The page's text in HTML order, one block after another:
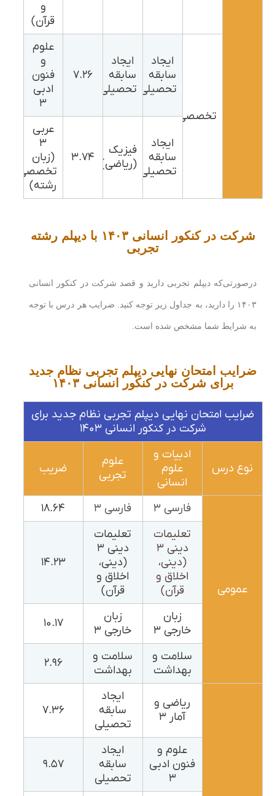
و
قرآن)
تخصصی
ایجاد
سابقه
تحصیلی
ایجاد
سابقه
تحصیلی
۷.۲۶
علوم
و
فنون
ادبی
۳
ایجاد
سابقه
تحصیلی
فیزیک
(ریاضی)
۳.۷۴
عربی
۳
(زبان
تخصصی
رشته)
شرکت در کنکور انسانی ۱۴۰۳ با دیپلم رشته
تجربی
درصورتی‌که دیپلم تجربی دارید و قصد شرکت در کنکور انسانی
۱۴۰۳ را دارید، به جداول زیر توجه کنید. ضرایب هر درس با توجه
به شرایط شما مشخص شده است.
ضرایب امتحان نهایی دیپلم تجربی نظام جدید
برای شرکت در کنکور انسانی ۱۴۰۳
ضرایب امتحان نهایی دیپلم تجربی نظام جدید برای
شرکت در کنکور انسانی ۱۴۰۳
نوع درس
ادبیات و
علوم
انسانی
علوم
تجربی
ضریب
عمومی
فارسی ۳ فارسی ۳
۱۸.۶۴
تعلیمات
دینی ۳
(دینی،
اخلاق و
قرآن)
تعلیمات
دینی ۳
(دینی،
اخلاق و
قرآن)
۱۴.۲۳
زبان
خارجی ۳
زبان
خارجی ۳
۱۰.۱۷
سلامت و
بهداشت
سلامت و
بهداشت
۲.۹۶
ریاضی و
آمار ۳
ایجاد
سابقه
تحصیلی
۷.۳۶
علوم و
فنون ادبی
۳
ایجاد
سابقه
تحصیلی
۹.۵۷